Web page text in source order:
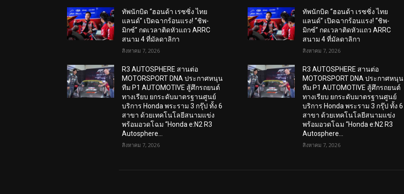
ทัพนักบิด “ฮอนด้า เรซซิ่ง ไทย
แลนด์” เปิดฉากร้อนแรง! “ชิพ-
มิกซ์” กดเวลาติดหัวแถว ARRC
สนาม 4 ที่มัลดาลิกา
สิงหาคม 7, 2026
R3 AUTOSPHERE สานต่อ
MOTORSPORT DNA ประกาศหนุน
ทีม P1 AUTOMOTIVE สู้ศึกรถยนต์
ทางเรียบ ยกระดับมาตรฐานศูนย์
บริการ Honda พระราม 3 กรุ๊ป ทั้ง 6
สาขา ด้วยเทคโนโลยีสนามแข่ง
พร้อมอวดโฉม “Honda e:N2 R3
Autosphere...
สิงหาคม 7, 2026
ทัพนักบิด “ฮอนด้า เรซซิ่ง ไทย
แลนด์” เปิดฉากร้อนแรง! “ชิพ-
มิกซ์” กดเวลาติดหัวแถว ARRC
สนาม 4 ที่มัลดาลิกา
สิงหาคม 7, 2026
R3 AUTOSPHERE สานต่อ
MOTORSPORT DNA ประกาศหนุน
ทีม P1 AUTOMOTIVE สู้ศึกรถยนต์
ทางเรียบ ยกระดับมาตรฐานศูนย์
บริการ Honda พระราม 3 กรุ๊ป ทั้ง 6
สาขา ด้วยเทคโนโลยีสนามแข่ง
พร้อมอวดโฉม “Honda e:N2 R3
Autosphere...
สิงหาคม 7, 2026